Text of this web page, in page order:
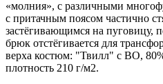
«молния», с различными
с притачным поясом частично
застёгивающимся на пуговицу,
брюк отстёгивается для
верха костюм: "Твилл" с ВО,
плотность 210 г/м2.